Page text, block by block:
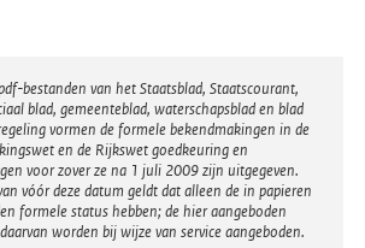
bestanden van het Staatsblad, Staatscourant,
blad, gemeenteblad, waterschapsblad en blad
vormen de formele bekendmakingen in de
en de Rijkswet goedkeuring en
voor zover ze na 1 juli 2009 zijn uitgegeven.
vóór deze datum geldt dat alleen de in papieren
formele status hebben; de hier aangeboden
worden bij wijze van service aangeboden.